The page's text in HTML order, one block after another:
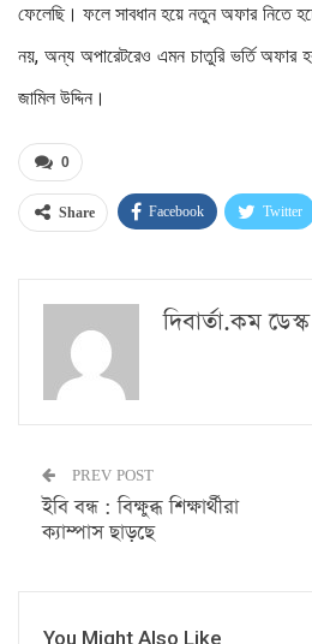
ফেলেছি। ফলে সাবধান হয়ে নতুন অফার নিতে
নয়, অন্য অপারেটরেও এমন চাতুরি ভর্তি অফার
জামিল উদ্দিন।
0
Share Facebook Twitter
দিবার্তা.কম ডেস্ক
PREV POST
ইবি বন্ধ : বিক্ষুব্ধ শিক্ষার্থীরা
ক্যাম্পাস ছাড়ছে
You Might Also Like